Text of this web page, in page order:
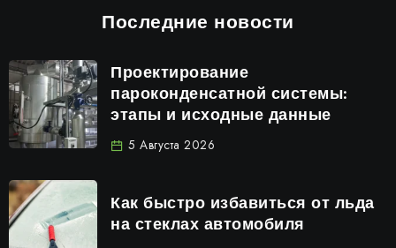
Последние новости
Проектирование
пароконденсатной системы:
этапы и исходные данные
5 Августа 2026
Как быстро избавиться от льда
на стеклах автомобиля